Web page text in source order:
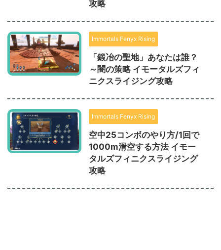
攻略
Immortals Fenyx Rising
「鍛冶の聖地」あなたは誰？
～闇の策略 イモータルズフィ
ニクスライジング攻略
Immortals Fenyx Rising
空中25コンボのやり方/1回で
1000m滑空する方法 イモー
タルズフィニクスライジング
攻略